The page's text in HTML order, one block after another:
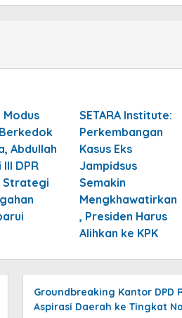
Abdullah
DPR
Strategi
SETARA Institute:
Perkembangan
Kasus Eks
Jampidsus
Semakin
Mengkhawatirkan
, Presiden Harus
Alihkan ke KPK
Groundbreaking Kantor DPD
Aspirasi Daerah ke Tingkat